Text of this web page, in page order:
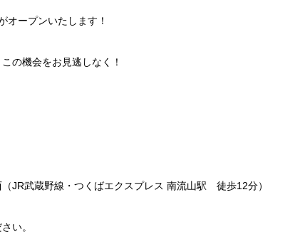
オープンいたします！
の機会をお見逃しなく！
JR武蔵野線・つくばエクスプレス 南流山駅 徒歩12分）
い。